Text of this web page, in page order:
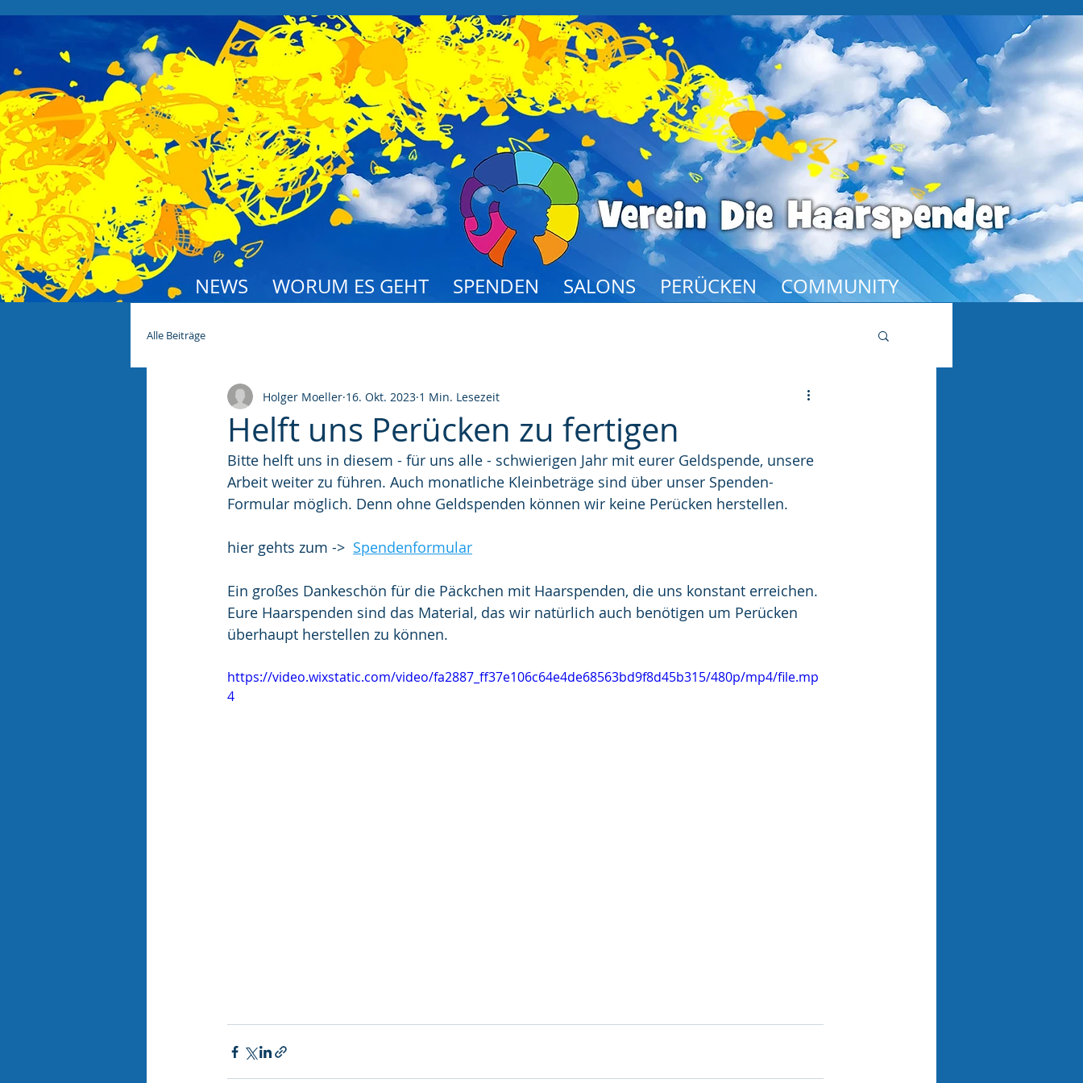
NEWS WORUM ES GEHT SPENDEN SALONS PERÜCKEN COMMUNITY
Alle Beiträge
Helft uns Perücken zu fertigen
Holger Moeller 16. Okt. 2023 1 Min. Lesezeit
Bitte helft uns in diesem - für uns alle - schwierigen Jahr mit eurer Geldspende, unsere
Arbeit weiter zu führen. Auch monatliche Kleinbeträge sind über unser Spenden-
Formular möglich. Denn ohne Geldspenden können wir keine Perücken herstellen.
hier gehts zum -> Spendenformular
Ein großes Dankeschön für die Päckchen mit Haarspenden, die uns konstant erreichen.
Eure Haarspenden sind das Material, das wir natürlich auch benötigen um Perücken
überhaupt herstellen zu können.
https://video.wixstatic.com/video/fa2887_ff37e106c64e4de68563bd9f8d45b315/480p/mp4/file.mp
4